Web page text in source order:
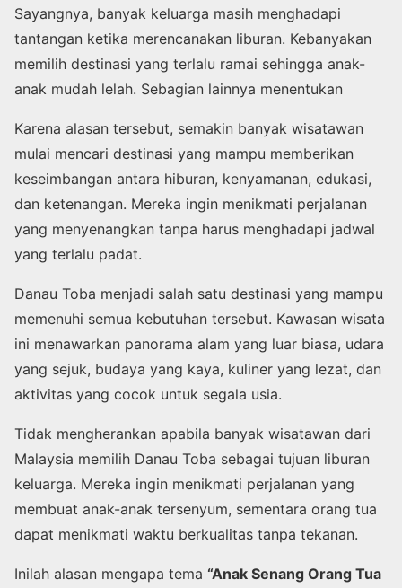
Sayangnya, banyak keluarga masih menghadapi
tantangan ketika merencanakan liburan. Kebanyakan
memilih destinasi yang terlalu ramai sehingga anak-
anak mudah lelah. Sebagian lainnya menentukan
Karena alasan tersebut, semakin banyak wisatawan
mulai mencari destinasi yang mampu memberikan
keseimbangan antara hiburan, kenyamanan, edukasi,
dan ketenangan. Mereka ingin menikmati perjalanan
yang menyenangkan tanpa harus menghadapi jadwal
yang terlalu padat.
Danau Toba menjadi salah satu destinasi yang mampu
memenuhi semua kebutuhan tersebut. Kawasan wisata
ini menawarkan panorama alam yang luar biasa, udara
yang sejuk, budaya yang kaya, kuliner yang lezat, dan
aktivitas yang cocok untuk segala usia.
Tidak mengherankan apabila banyak wisatawan dari
Malaysia memilih Danau Toba sebagai tujuan liburan
keluarga. Mereka ingin menikmati perjalanan yang
membuat anak-anak tersenyum, sementara orang tua
dapat menikmati waktu berkualitas tanpa tekanan.
Inilah alasan mengapa tema “Anak Senang Orang Tua